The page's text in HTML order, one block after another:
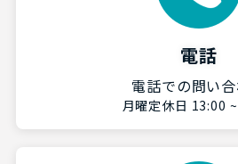
電話
電話での問い
月曜定休日 13:00